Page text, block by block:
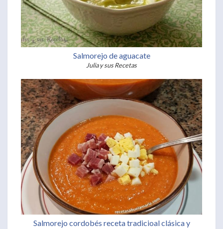
Salmorejo de aguacate
Julia y sus Recetas
Salmorejo cordobés receta tradicioal clásica y